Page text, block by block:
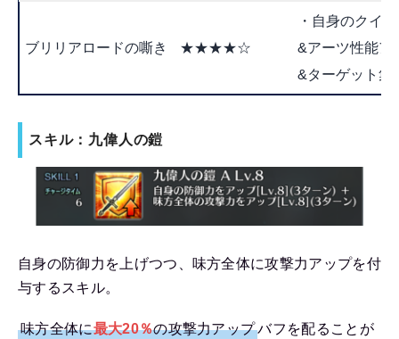
ブリリアロードの嘶き ★★★★☆
・自身のクイ
&アーツ性能ア
&ターゲット集
スキル：九偉人の鎧
自身の防御力を上げつつ、味方全体に攻撃力アップを付
与するスキル。
味方全体に最大20％の攻撃力アップバフを配ることが